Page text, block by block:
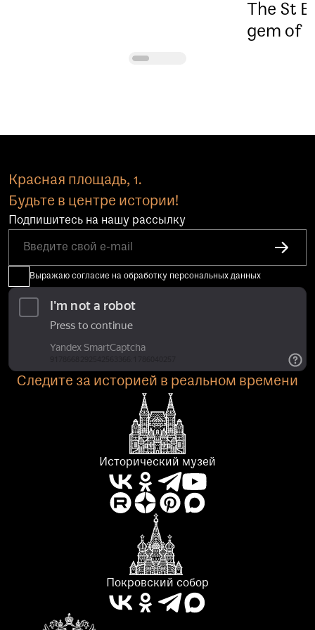
The St
gem of
Красная площадь, 1.
Будьте в центре истории!
Подпишитесь на нашу рассылку
Выражаю согласие на обработку персональных данных
Следите за историей в реальном времени
Исторический музей
Покровский собор